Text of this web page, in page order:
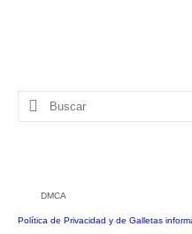
Buscar
por:
DMCA
Política de Privacidad y de Galletas